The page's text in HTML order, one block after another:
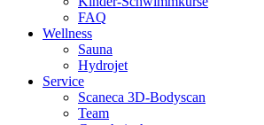
FAQ
Wellness
Sauna
Hydrojet
Service
Scaneca 3D-Bodyscan
Team